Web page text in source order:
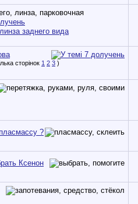
заднего вида
1 2 3 )
?
Ксенон